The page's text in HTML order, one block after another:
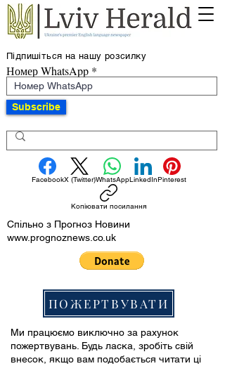
Підпишіться на нашу розсилку
Номер WhatsApp
Subscribe
FacebookX (Twitter)WhatsAppLinkedInPinterest
Копіювати посилання
Спільно з Прогноз Новини
www.prognoznews.co.uk
ПОЖЕРТВУВАТИ
Ми працюємо виключно за рахунок
пожертвувань. Будь ласка, зробіть свій
внесок, якщо вам подобається читати ці